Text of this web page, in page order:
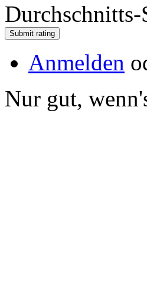
Anmelden
Nur gut,